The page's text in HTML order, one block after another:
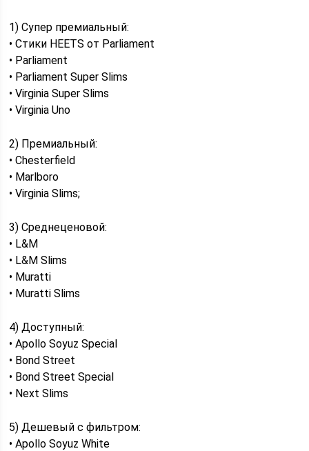
1) Супер премиальный:
• Стики HEETS от Parliament
• Parliament
• Parliament Super Slims
• Virginia Super Slims
• Virginia Uno
2) Премиальный:
• Chesterfield
• Marlboro
• Virginia Slims;
3) Среднеценовой:
• L&M
• L&M Slims
• Muratti
• Muratti Slims
4) Доступный:
• Apollo Soyuz Special
• Bond Street
• Bond Street Special
• Next Slims
5) Дешевый с фильтром:
• Apollo Soyuz White